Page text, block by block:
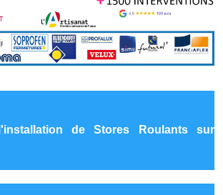
l'installation de Stores Roulants sur